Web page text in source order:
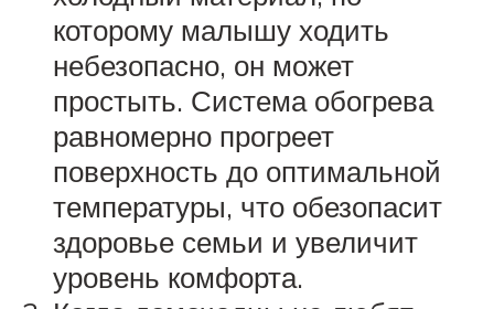
которому малышу ходить
небезопасно, он может
простыть. Система обогрева
равномерно прогреет
поверхность до оптимальной
температуры, что обезопасит
здоровье семьи и увеличит
уровень комфорта.